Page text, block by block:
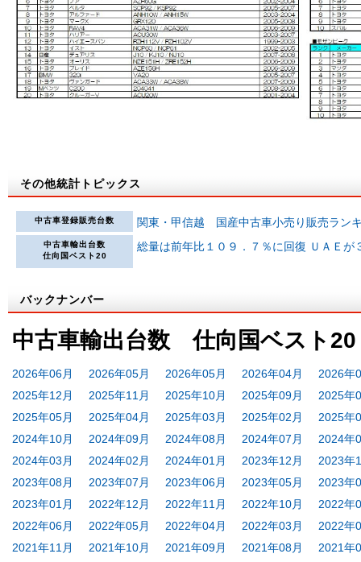
その他統計トピックス
中古車登録販売台数 関東・甲信越 国産中古車小売り販売ラン
中古車輸出台数
仕向国ベスト20
総量は前年比１０９．７％に回復 ＵＡＥ
バックナンバー
中古車輸出台数 仕向国ベスト20
2026年06月 2026年05月 2026年05月 2026年04月
2026年
2025年12月
2025年11月 2025年10月 2025年09月
2025年
2025年05月
2025年04月 2025年03月 2025年02月
2025年
2024年10月
2024年09月 2024年08月 2024年07月
2024年
2024年03月
2024年02月 2024年01月 2023年12月
2023年
2023年08月
2023年07月 2023年06月 2023年05月
2023年
2023年01月
2022年12月 2022年11月 2022年10月
2022年
2022年06月
2022年05月 2022年04月 2022年03月
2022年
2021年11月
2021年10月 2021年09月 2021年08月
2021年